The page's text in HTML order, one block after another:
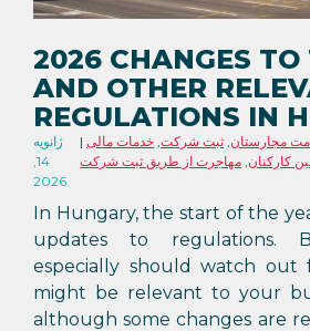
2026 CHANGES TO
AND OTHER
REGULATIONS IN
ژانویه
14,
2026
مجارستان, ثبت شرکت, خدمات مالی
کارکنان, مهاجرت از طریق ثبت شرکت
In Hungary, the start of the
updates to regulations.
especially should watch out
might be relevant to your
although some changes are